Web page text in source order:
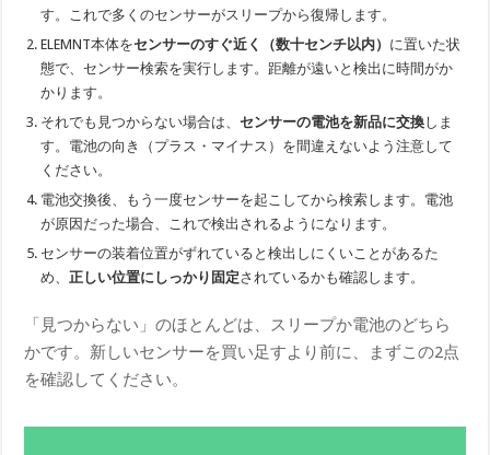
す。これで多くのセンサーがスリープから復帰します。
ELEMNT本体をセンサーのすぐ近く（数十センチ以内） に置いた状
態で、センサー検索を実行します。距離が遠いと検出に時間がか
かります。
それでも見つからない場合は、センサーの電池を新品に交換しま
す。電池の向き（プラス・マイナス）を間違えないよう注意して
ください。
電池交換後、もう一度センサーを起こしてから検索します。電池
が原因だった場合、これで検出されるようになります。
センサーの装着位置がずれていると検出しにくいことがあるた
め、正しい位置にしっかり固定されているかも確認します。
「見つからない」のほとんどは、スリープか電池のどちら
かです。新しいセンサーを買い足すより前に、まずこの2点
を確認してください。